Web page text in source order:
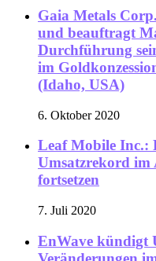
Gaia Metals
und beauftragt
Durchführung
im
(Idaho, USA)
6. Oktober 2020
Leaf Mobile Inc.:
Umsatzrekord
fortsetzen
7. Juli 2020
EnWave kündigt